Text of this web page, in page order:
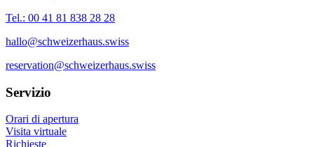
Tel.: 00 41 81 838 28 28
hallo@schweizerhaus.swiss
reservation@schweizerhaus.swiss
Servizio
Orari di apertura
Visita virtuale
Richieste